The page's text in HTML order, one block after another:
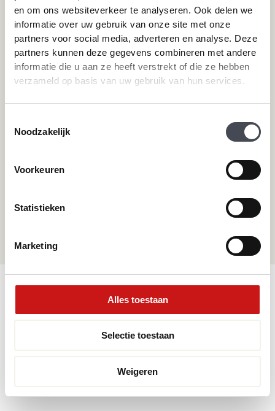
en om ons websiteverkeer te analyseren. Ook delen we
informatie over uw gebruik van onze site met onze
partners voor social media, adverteren en analyse. Deze
partners kunnen deze gegevens combineren met andere
informatie die u aan ze heeft verstrekt of die ze hebben
verzameld op basis van uw gebruik van hun services.
Noodzakelijk
Voorkeuren
Statistieken
Marketing
Alles toestaan
Selectie toestaan
Weigeren
Merken
Pvc-vloeren van Forbo
Pvc-vloeren van Moduleo
Pvc-vloeren van Tarkett
Therdex
Service
Schoonmaken
Pvc-vloer laten leggen
Toplaag pvc vloer
Wat is pvc
Hulp nodig?
Neem direct contact met ons op.
© 2026 Premium Vloeren / Privacy verklaring / Voorwaarden
/